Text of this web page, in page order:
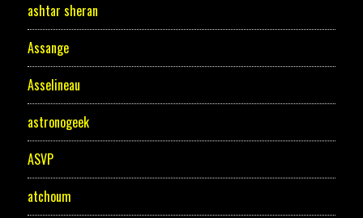
ashtar sheran
Assange
Asselineau
astronogeek
ASVP
atchoum